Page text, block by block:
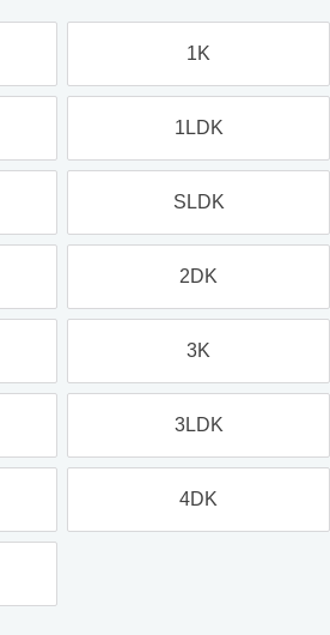
1K
1LDK
SLDK
2DK
3K
3LDK
4DK